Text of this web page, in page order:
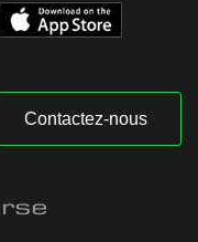
Contactez-nous